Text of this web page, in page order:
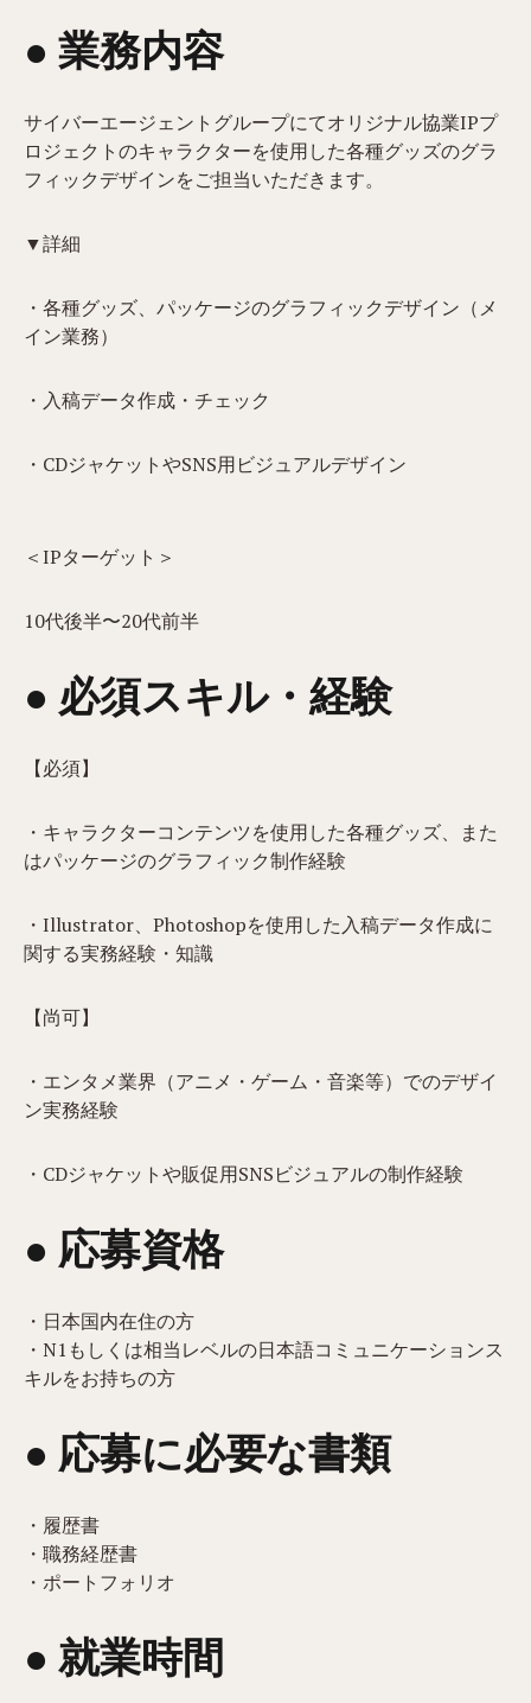
● 業務内容​
サイバーエージェントグループにてオリジナル協業IPプ
ロジェクトのキャラクターを使用した各種グッズのグラ
フィックデザインをご担当いただきます。
▼詳細
・各種グッズ、パッケージのグラフィックデザイン（メ
イン業務）
・入稿データ作成・チェック
・CDジャケットやSNS用ビジュアルデザイン
＜IPターゲット＞
10代後半〜20代前半
● 必須スキル・経験
【必須】
・キャラクターコンテンツを使用した各種グッズ、また
はパッケージのグラフィック制作経験
・Illustrator、Photoshopを使用した入稿データ作成に
関する実務経験・知識
【尚可】
・エンタメ業界（アニメ・ゲーム・音楽等）でのデザイ
ン実務経験
・CDジャケットや販促用SNSビジュアルの制作経験
● 応募資格
・日本国内在住の方
・N1もしくは相当レベルの日本語コミュニケーションス
キルをお持ちの方
● 応募に必要な書類
・履歴書
・職務経歴書
・ポートフォリオ
● 就業時間